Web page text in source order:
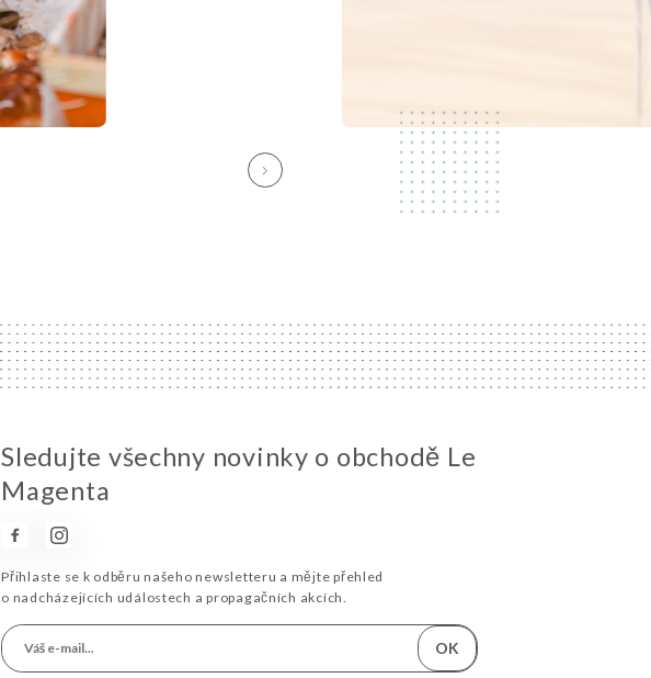
Sledujte všechny novinky o obchodě Le
Magenta
Přihlaste se k odběru našeho newsletteru a mějte přehled
o nadcházejících událostech a propagačních akcích.
OK